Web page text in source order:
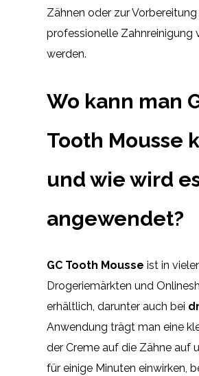
Zähnen oder zur
professionelle Zahnreinigung
werden.
Wo kann man
Tooth Mousse
und wie wird
angewendet?
GC Tooth Mousse ist in
Drogeriemärkten und
erhältlich, darunter auch bei
Anwendung trägt man eine
der Creme auf die Zähne auf
für einige Minuten einwirken,